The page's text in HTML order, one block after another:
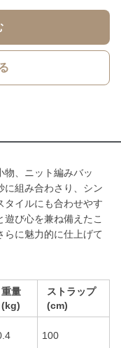
物、ニット編みバッ
に組み合わさり、シン
タイルにも合わせやす
び心を兼ね備えたこ
らに魅力的に仕上げて
重量
(kg)
ストラップ
(cm)
100